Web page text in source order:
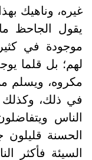
غيره، وناهيك بهذا
يقول الجاحظ
موجودة في
لهم؛ بل قلما
مكروه، ويسلم
في ذلك، وكذلك
الناس
الحسنة قليلون
السيئة فأكثر